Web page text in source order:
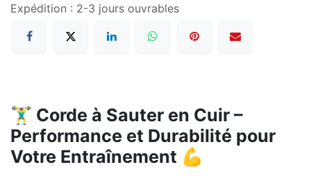
Expédition : 2-3 jours ouvrables
🏋️‍♂️ Corde à Sauter en Cuir –
Performance et Durabilité pour
Votre Entraînement 💪